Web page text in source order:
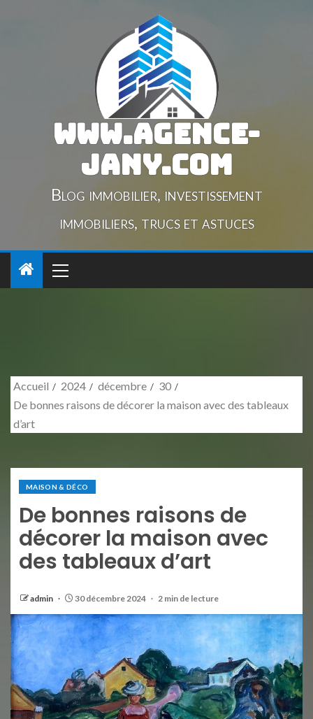
www.agence-
jany.com
Blog immobilier, investissement
immobiliers, trucs et astuces
Accueil 2024 décembre
30
De bonnes raisons de décorer la maison avec des tableaux
d’art
MAISON & DÉCO
De bonnes raisons de
décorer la maison avec
des tableaux d’art
admin 30 décembre 2024 2 min de lecture